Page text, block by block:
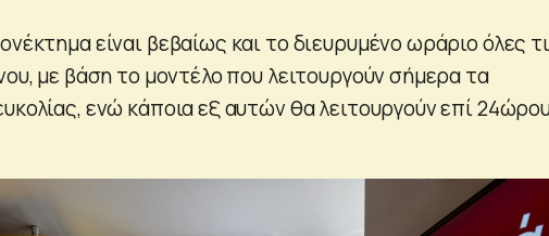
είναι βεβαίως και το διευρυμένο ωράριο όλες
με βάση το μοντέλο που λειτουργούν σήμερα τα
ενώ κάποια εξ αυτών θα λειτουργούν επί